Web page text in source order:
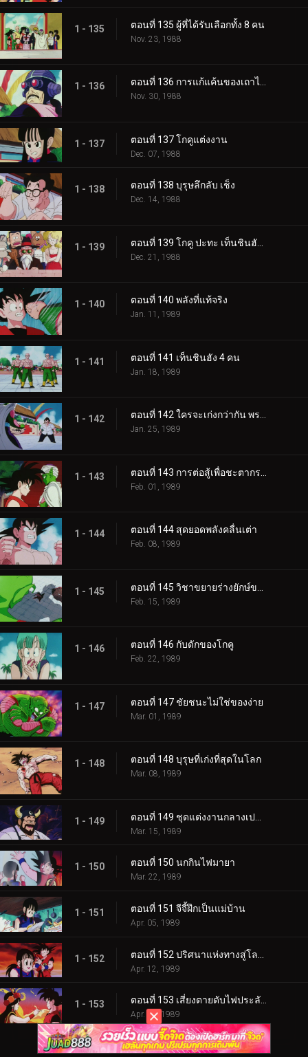
1 - 135 ตอนที่ 135 ผู้ที่ได้รับเลือกทั้ง 8 คน
Nov. 23, 1988
1 - 136 ตอนที่ 136 การแก้แค้นของเถาไปไป
Nov. 30, 1988
1 - 137 ตอนที่ 137 โกคูแต่งงาน
Dec. 07, 1988
1 - 138 ตอนที่ 138 บุรุษลึกลับ เช็ง
Dec. 14, 1988
1 - 139
Dec. 21, 1988
1 - 140 ตอนที่ 140 พลังที่แท้จริง
Jan. 11, 1989
1 - 141 ตอนที่ 141 เท็นชินฮัง 4 คน
Jan. 18, 1989
1 - 142 ตอนที่ 142 ใครจะเก่งกว่ากัน พระเจ้าหรือปีศาจ
Jan. 25, 1989
1 - 143
Feb. 01, 1989
1 - 144 ตอนที่ 144 สุดยอดพลังคลื่นเต่า
Feb. 08, 1989
1 - 145
Feb. 15, 1989
1 - 146 ตอนที่ 146 กับดักของโกคู
Feb. 22, 1989
1 - 147 ตอนที่ 147 ชัยชนะไม่ใช่ของง่าย
Mar. 01, 1989
1 - 148 ตอนที่ 148 บุรุษที่เก่งที่สุดในโลก
Mar. 08, 1989
1 - 149
Mar. 15, 1989
1 - 150 ตอนที่ 150 นกกินไฟมายา
Mar. 22, 1989
1 - 151 ตอนที่ 151 จีจี้ฝึกเป็นแม่บ้าน
Apr. 05, 1989
1 - 152
Apr. 12, 1989
1 - 153
Apr. 19, 1989